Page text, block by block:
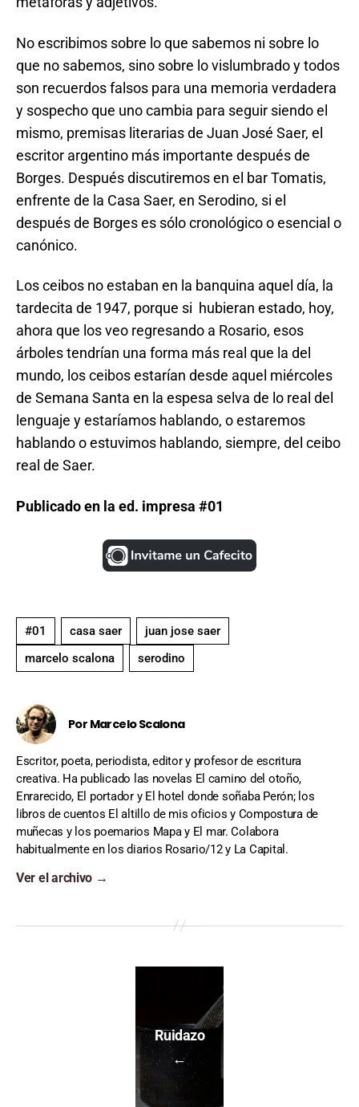
No escribimos sobre lo que sabemos ni sobre lo
que no sabemos, sino sobre lo vislumbrado y todos
son recuerdos falsos para una memoria verdadera
y sospecho que uno cambia para seguir siendo el
mismo, premisas literarias de Juan José Saer, el
escritor argentino más importante después de
Borges. Después discutiremos en el bar Tomatis,
enfrente de la Casa Saer, en Serodino, si el
después de Borges es sólo cronológico o esencial o
canónico.
Los ceibos no estaban en la banquina aquel día, la
tardecita de 1947, porque si hubieran estado, hoy,
ahora que los veo regresando a Rosario, esos
árboles tendrían una forma más real que la del
mundo, los ceibos estarían desde aquel miércoles
de Semana Santa en la espesa selva de lo real del
lenguaje y estaríamos hablando, o estaremos
hablando o estuvimos hablando, siempre, del ceibo
real de Saer.
Publicado en la ed. impresa #01
Por Marcelo Scalona
Escritor, poeta, periodista, editor y profesor de escritura
creativa. Ha publicado las novelas El camino del otoño,
Enrarecido, El portador y El hotel donde soñaba Perón; los
libros de cuentos El altillo de mis oficios y Compostura de
muñecas y los poemarios Mapa y El mar. Colabora
habitualmente en los diarios Rosario/12 y La Capital.
Ver el archivo →
←
Ruidazo